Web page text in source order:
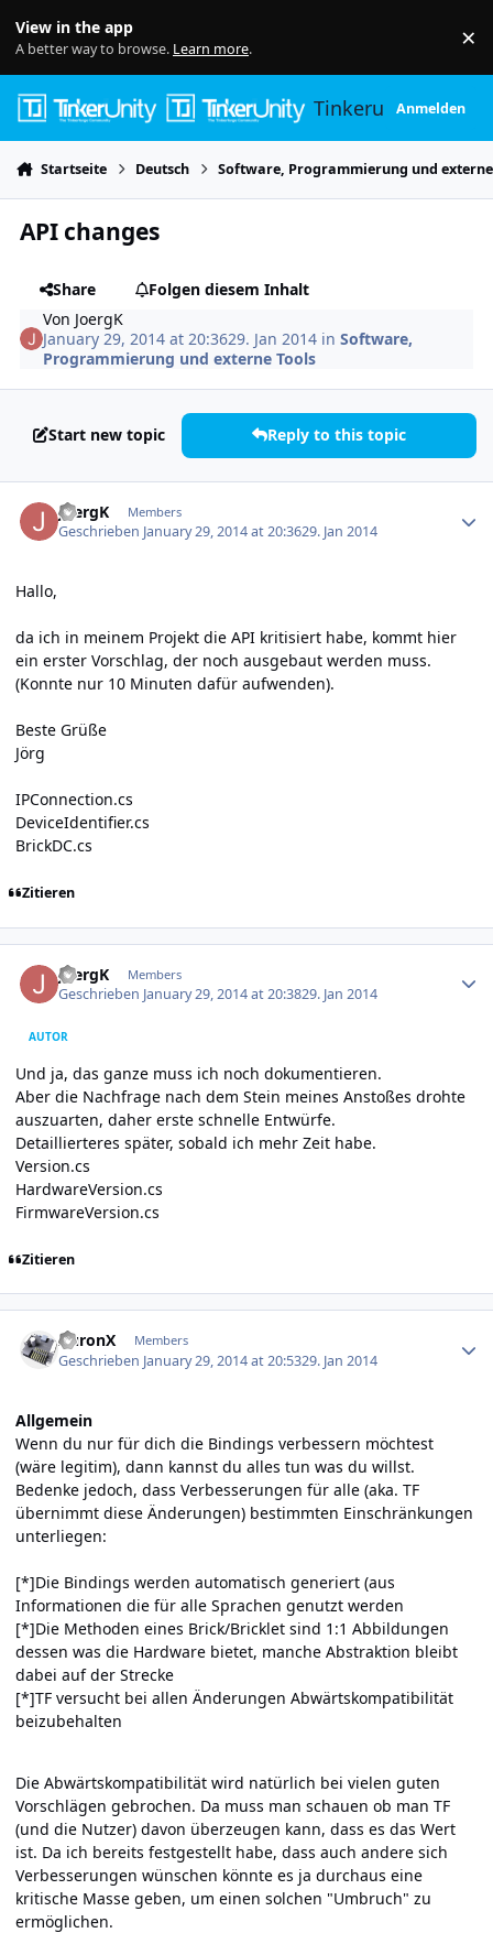
View in the app
A better way to browse. Learn more. ×
TinkerunityAnmelden
Startseite Deutsch Software, Programmierung und
API changes
Share
Folgen diesem Inhalt
Von JoergK
January 29, 2014 at 20:3629. Jan 2014 inSoftware,
Programmierung und externe Tools
Start new topic Reply to this topic
JoergK Members
Geschrieben January 29, 2014 at 20:3629. Jan 2014
Hallo,
da ich in meinem Projekt die API kritisiert habe, kommt hier
ein erster Vorschlag, der noch ausgebaut werden muss.
(Konnte nur 10 Minuten dafür aufwenden).
Beste Grüße
Jörg
IPConnection.cs
DeviceIdentifier.cs
BrickDC.cs
Zitieren
JoergK Members
Geschrieben January 29, 2014 at 20:3829. Jan 2014
AUTOR
Und ja, das ganze muss ich noch dokumentieren.
Aber die Nachfrage nach dem Stein meines Anstoßes drohte
auszuarten, daher erste schnelle Entwürfe.
Detaillierteres später, sobald ich mehr Zeit habe.
Version.cs
HardwareVersion.cs
FirmwareVersion.cs
Zitieren
AuronX Members
Geschrieben January 29, 2014 at 20:5329. Jan 2014
Allgemein
Wenn du nur für dich die Bindings verbessern möchtest
(wäre legitim), dann kannst du alles tun was du willst.
Bedenke jedoch, dass Verbesserungen für alle (aka. TF
übernimmt diese Änderungen) bestimmten Einschränkungen
unterliegen:
[*]Die Bindings werden automatisch generiert (aus
Informationen die für alle Sprachen genutzt werden
[*]Die Methoden eines Brick/Bricklet sind 1:1 Abbildungen
dessen was die Hardware bietet, manche Abstraktion bleibt
dabei auf der Strecke
[*]TF versucht bei allen Änderungen Abwärtskompatibilität
beizubehalten
Die Abwärtskompatibilität wird natürlich bei vielen guten
Vorschlägen gebrochen. Da muss man schauen ob man TF
(und die Nutzer) davon überzeugen kann, dass es das Wert
ist. Da ich bereits festgestellt habe, dass auch andere sich
Verbesserungen wünschen könnte es ja durchaus eine
kritische Masse geben, um einen solchen "Umbruch" zu
ermöglichen.